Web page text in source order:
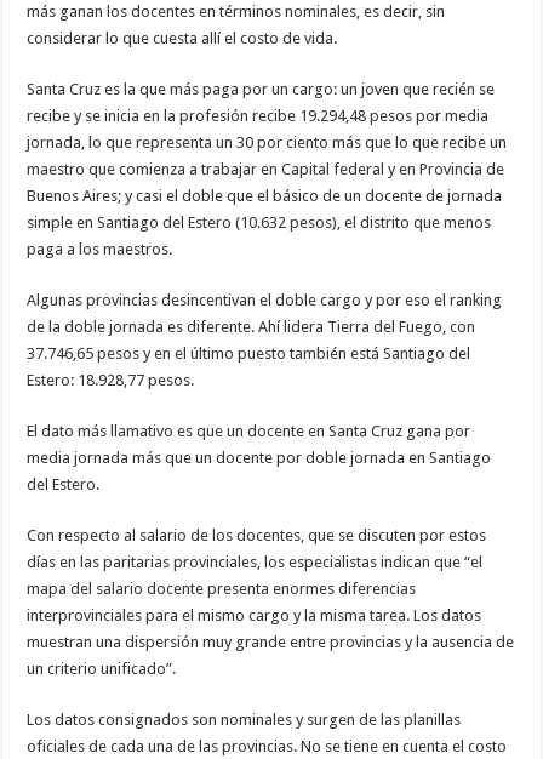
más ganan los docentes en términos nominales, es decir, sin
considerar lo que cuesta allí el costo de vida.
Santa Cruz es la que más paga por un cargo: un joven que recién se
recibe y se inicia en la profesión recibe 19.294,48 pesos por media
jornada, lo que representa un 30 por ciento más que lo que recibe un
maestro que comienza a trabajar en Capital federal y en Provincia de
Buenos Aires; y casi el doble que el básico de un docente de jornada
simple en Santiago del Estero (10.632 pesos), el distrito que menos
paga a los maestros.
Algunas provincias desincentivan el doble cargo y por eso el ranking
de la doble jornada es diferente. Ahí lidera Tierra del Fuego, con
37.746,65 pesos y en el último puesto también está Santiago del
Estero: 18.928,77 pesos.
El dato más llamativo es que un docente en Santa Cruz gana por
media jornada más que un docente por doble jornada en Santiago
del Estero.
Con respecto al salario de los docentes, que se discuten por estos
días en las paritarias provinciales, los especialistas indican que “el
mapa del salario docente presenta enormes diferencias
interprovinciales para el mismo cargo y la misma tarea. Los datos
muestran una dispersión muy grande entre provincias y la ausencia de
un criterio unificado”.
Los datos consignados son nominales y surgen de las planillas
oficiales de cada una de las provincias. No se tiene en cuenta el costo